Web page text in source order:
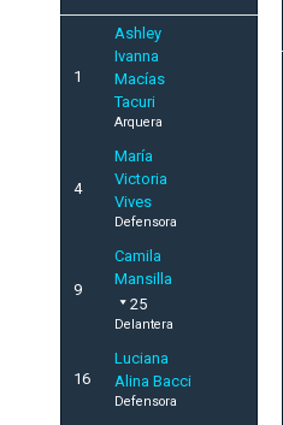
1
Ashley
Ivanna
Macías
Tacuri
Arquera
4
María
Victoria
Vives
Defensora
9
Camila
Mansilla
25
Delantera
16
Luciana
Alina Bacci
Defensora